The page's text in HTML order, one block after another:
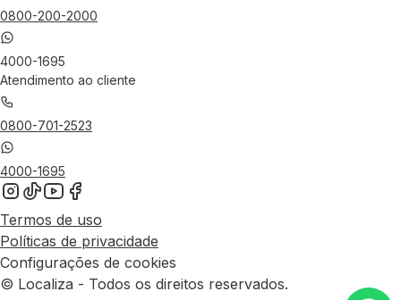
0800-200-2000
4000-1695
Atendimento ao cliente
0800-701-2523
4000-1695
Termos de uso
Políticas de privacidade
Configurações de cookies
© Localiza - Todos os direitos reservados.